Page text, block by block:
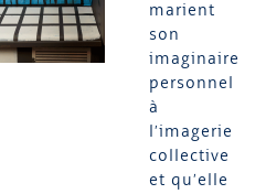
marient
son
imaginaire
personnel
à
l’imagerie
collective
et qu’elle